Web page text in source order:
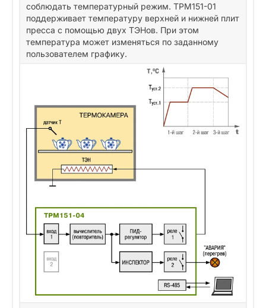
соблюдать температурный режим. ТРМ151-01
поддерживает температуру верхней и нижней плит
пресса с помощью двух ТЭНов. При этом
температура может изменяться по заданному
пользователем графику.